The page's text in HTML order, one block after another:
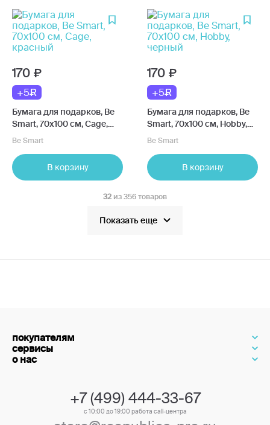
170
+5
Бумага для подарков, Be
Smart, 70х100 см, Cage,
красный
Be Smart
В корзину
170
+5
Бумага для подарков, Be
Smart, 70х100 см, Hobby,
черный
Be Smart
В корзину
32 из 356 товаров
Показать еще
покупателям
сервисы
о нас
+7 (499) 444-33-67
с 10:00 до 19:00 работа call-центра